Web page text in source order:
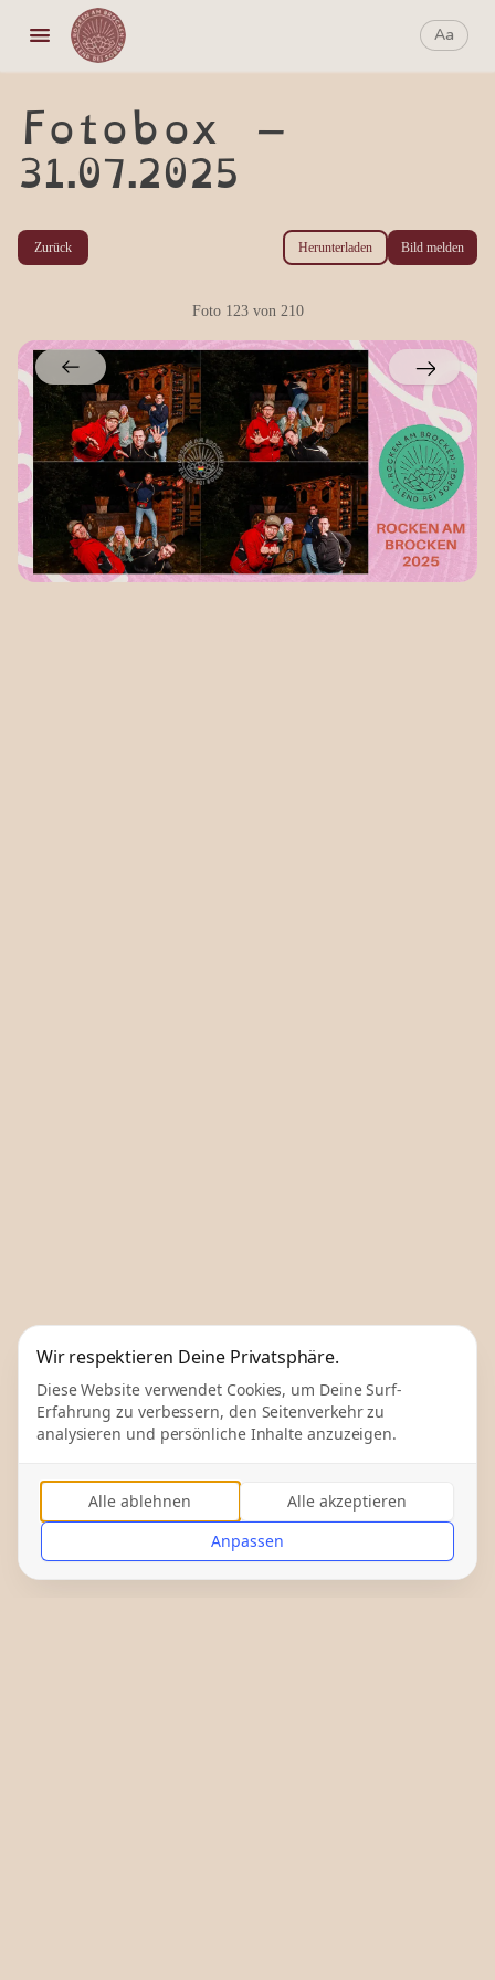
Aa
Aa
Fotobox –
31.07.2025
Zurück Herunterladen Bild melden
Foto 123von 210
Wir respektieren Deine Privatsphäre.
Diese Website verwendet Cookies, um Deine Surf-
Erfahrung zu verbessern, den Seitenverkehr zu
analysieren und persönliche Inhalte anzuzeigen.
Alle ablehnen
Alle akzeptieren
Anpassen